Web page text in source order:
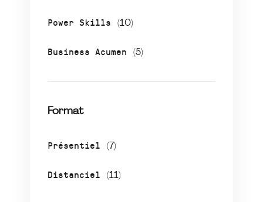
Power Skills (10)
Business Acumen (5)
Format
Présentiel (7)
Distanciel (11)